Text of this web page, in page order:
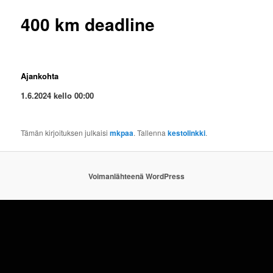
400 km deadline
Ajankohta
1.6.2024 kello 00:00
Tämän kirjoituksen julkaisimkpaa. Tallennakestolinkki.
Voimanlähteenä WordPress